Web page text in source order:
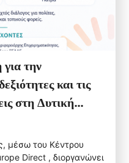
την
και τις
στη Δυτική
μέσω του Κέντρου
Direct , διοργανώνει